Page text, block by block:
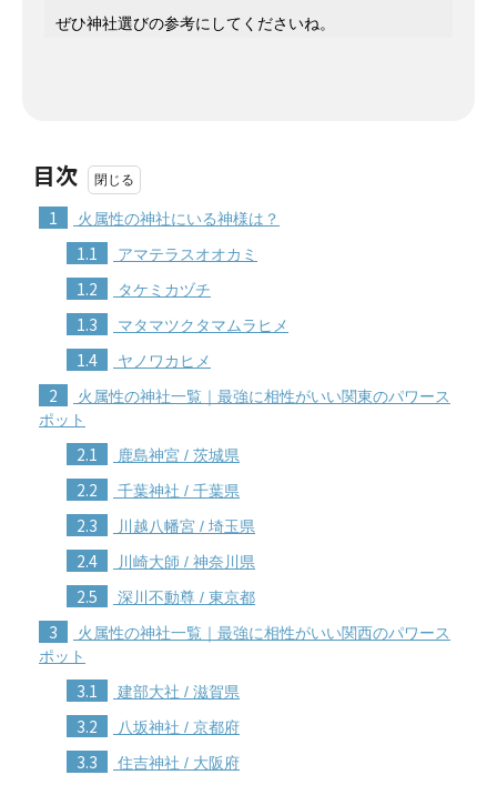
ぜひ神社選びの参考にしてくださいね。
目次
1 火属性の神社にいる神様は？
1.1 アマテラスオオカミ
1.2 タケミカヅチ
1.3 マタマツクタマムラヒメ
1.4 ヤノワカヒメ
2
火属性の神社一覧｜最強に相性がいい関東のパワース
ポット
2.1 鹿島神宮 / 茨城県
2.2 千葉神社 / 千葉県
2.3 川越八幡宮 / 埼玉県
2.4 川崎大師 / 神奈川県
2.5 深川不動尊 / 東京都
3
火属性の神社一覧｜最強に相性がいい関西のパワース
ポット
3.1 建部大社 / 滋賀県
3.2 八坂神社 / 京都府
3.3 住吉神社 / 大阪府